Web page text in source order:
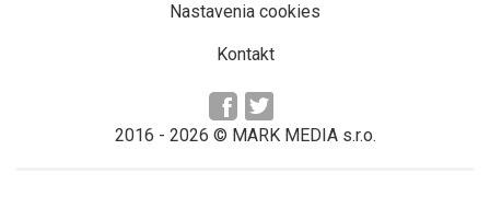
Nastavenia cookies
Kontakt
2016 - 2026 © MARK MEDIA s.r.o.